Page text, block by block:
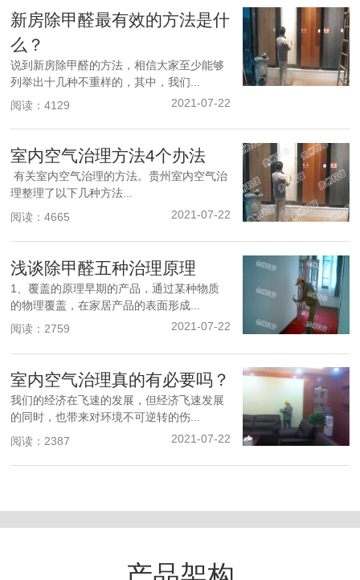
新房除甲醛最有效的方法是什
么？
说到新房除甲醛的方法，相信大家至少能够
列举出十几种不重样的，其中，我们...
2021-07-22
阅读：4129
室内空气治理方法4个办法
有关室内空气治理的方法。贵州室内空气治
理整理了以下几种方法...
2021-07-22
阅读：4665
浅谈除甲醛五种治理原理
1、覆盖的原理早期的产品，通过某种物质
的物理覆盖，在家居产品的表面形成...
2021-07-22
阅读：2759
室内空气治理真的有必要吗？
我们的经济在飞速的发展，但经济飞速发展
的同时，也带来对环境不可逆转的伤...
2021-07-22
阅读：2387